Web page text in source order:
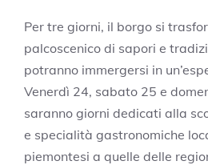
Per tre giorni, il borgo si
palcoscenico di sapori e
potranno immergersi in
Venerdì 24, sabato 25 e
saranno giorni dedicati alla
e specialità gastronomiche
piemontesi a quelle delle